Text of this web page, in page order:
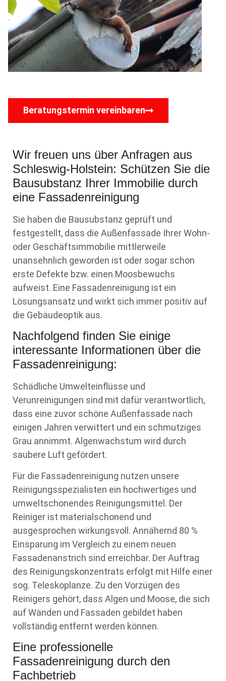
Beratungstermin vereinbaren
Wir freuen uns über Anfragen aus
Schleswig-Holstein: Schützen Sie die
Bausubstanz Ihrer Immobilie durch
eine Fassadenreinigung
Sie haben die Bausubstanz geprüft und
festgestellt, dass die Außenfassade Ihrer Wohn-
oder Geschäftsimmobilie mittlerweile
unansehnlich geworden ist oder sogar schon
erste Defekte bzw. einen Moosbewuchs
aufweist. Eine Fassadenreinigung ist ein
Lösungsansatz und wirkt sich immer positiv auf
die Gebäudeoptik aus.
Nachfolgend finden Sie einige
interessante Informationen über die
Fassadenreinigung:
Schädliche Umwelteinflüsse und
Verunreinigungen sind mit dafür verantwortlich,
dass eine zuvor schöne Außenfassade nach
einigen Jahren verwittert und ein schmutziges
Grau annimmt. Algenwachstum wird durch
saubere Luft gefördert.
Für die Fassadenreinigung nutzen unsere
Reinigungsspezialisten ein hochwertiges und
umweltschonendes Reinigungsmittel. Der
Reiniger ist materialschonend und
ausgesprochen wirkungsvoll. Annähernd 80 %
Einsparung im Vergleich zu einem neuen
Fassadenanstrich sind erreichbar. Der Auftrag
des Reinigungskonzentrats erfolgt mit Hilfe einer
sog. Teleskoplanze. Zu den Vorzügen des
Reinigers gehört, dass Algen und Moose, die sich
auf Wänden und Fassaden gebildet haben
vollständig entfernt werden können.
Eine professionelle
Fassadenreinigung durch den
Fachbetrieb